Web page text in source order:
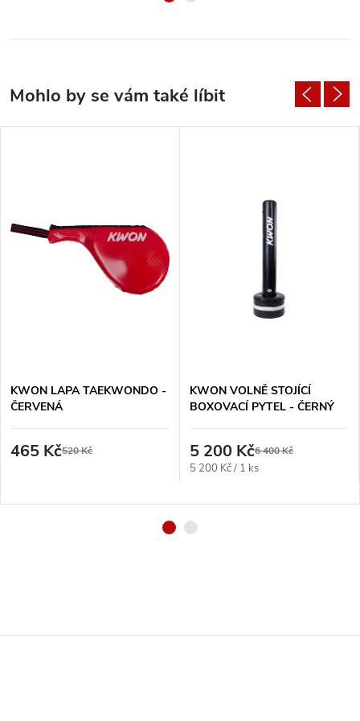
KWON LAPA TAEKWONDO -
ČERVENÁ
465 Kč520 Kč
KWON VOLNĚ STOJÍCÍ
BOXOVACÍ PYTEL - ČERNÝ
5 200 Kč6 400 Kč
Měrná
5 200 Kč / 1 ks